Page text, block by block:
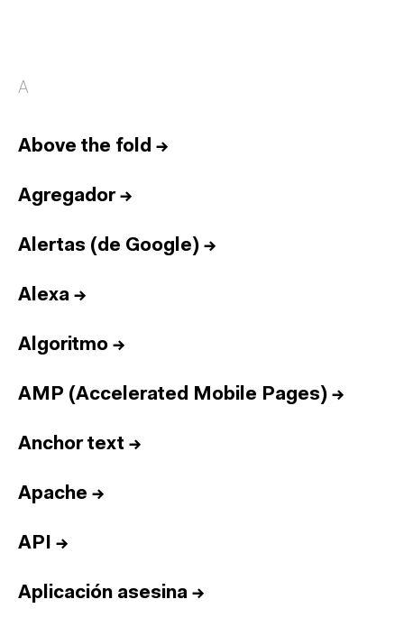
A
Above the fold →
Agregador→
Alertas (de Google) →
Alexa →
Algoritmo →
AMP (Accelerated Mobile Pages) →
Anchor text →
Apache →
API →
Aplicación asesina →